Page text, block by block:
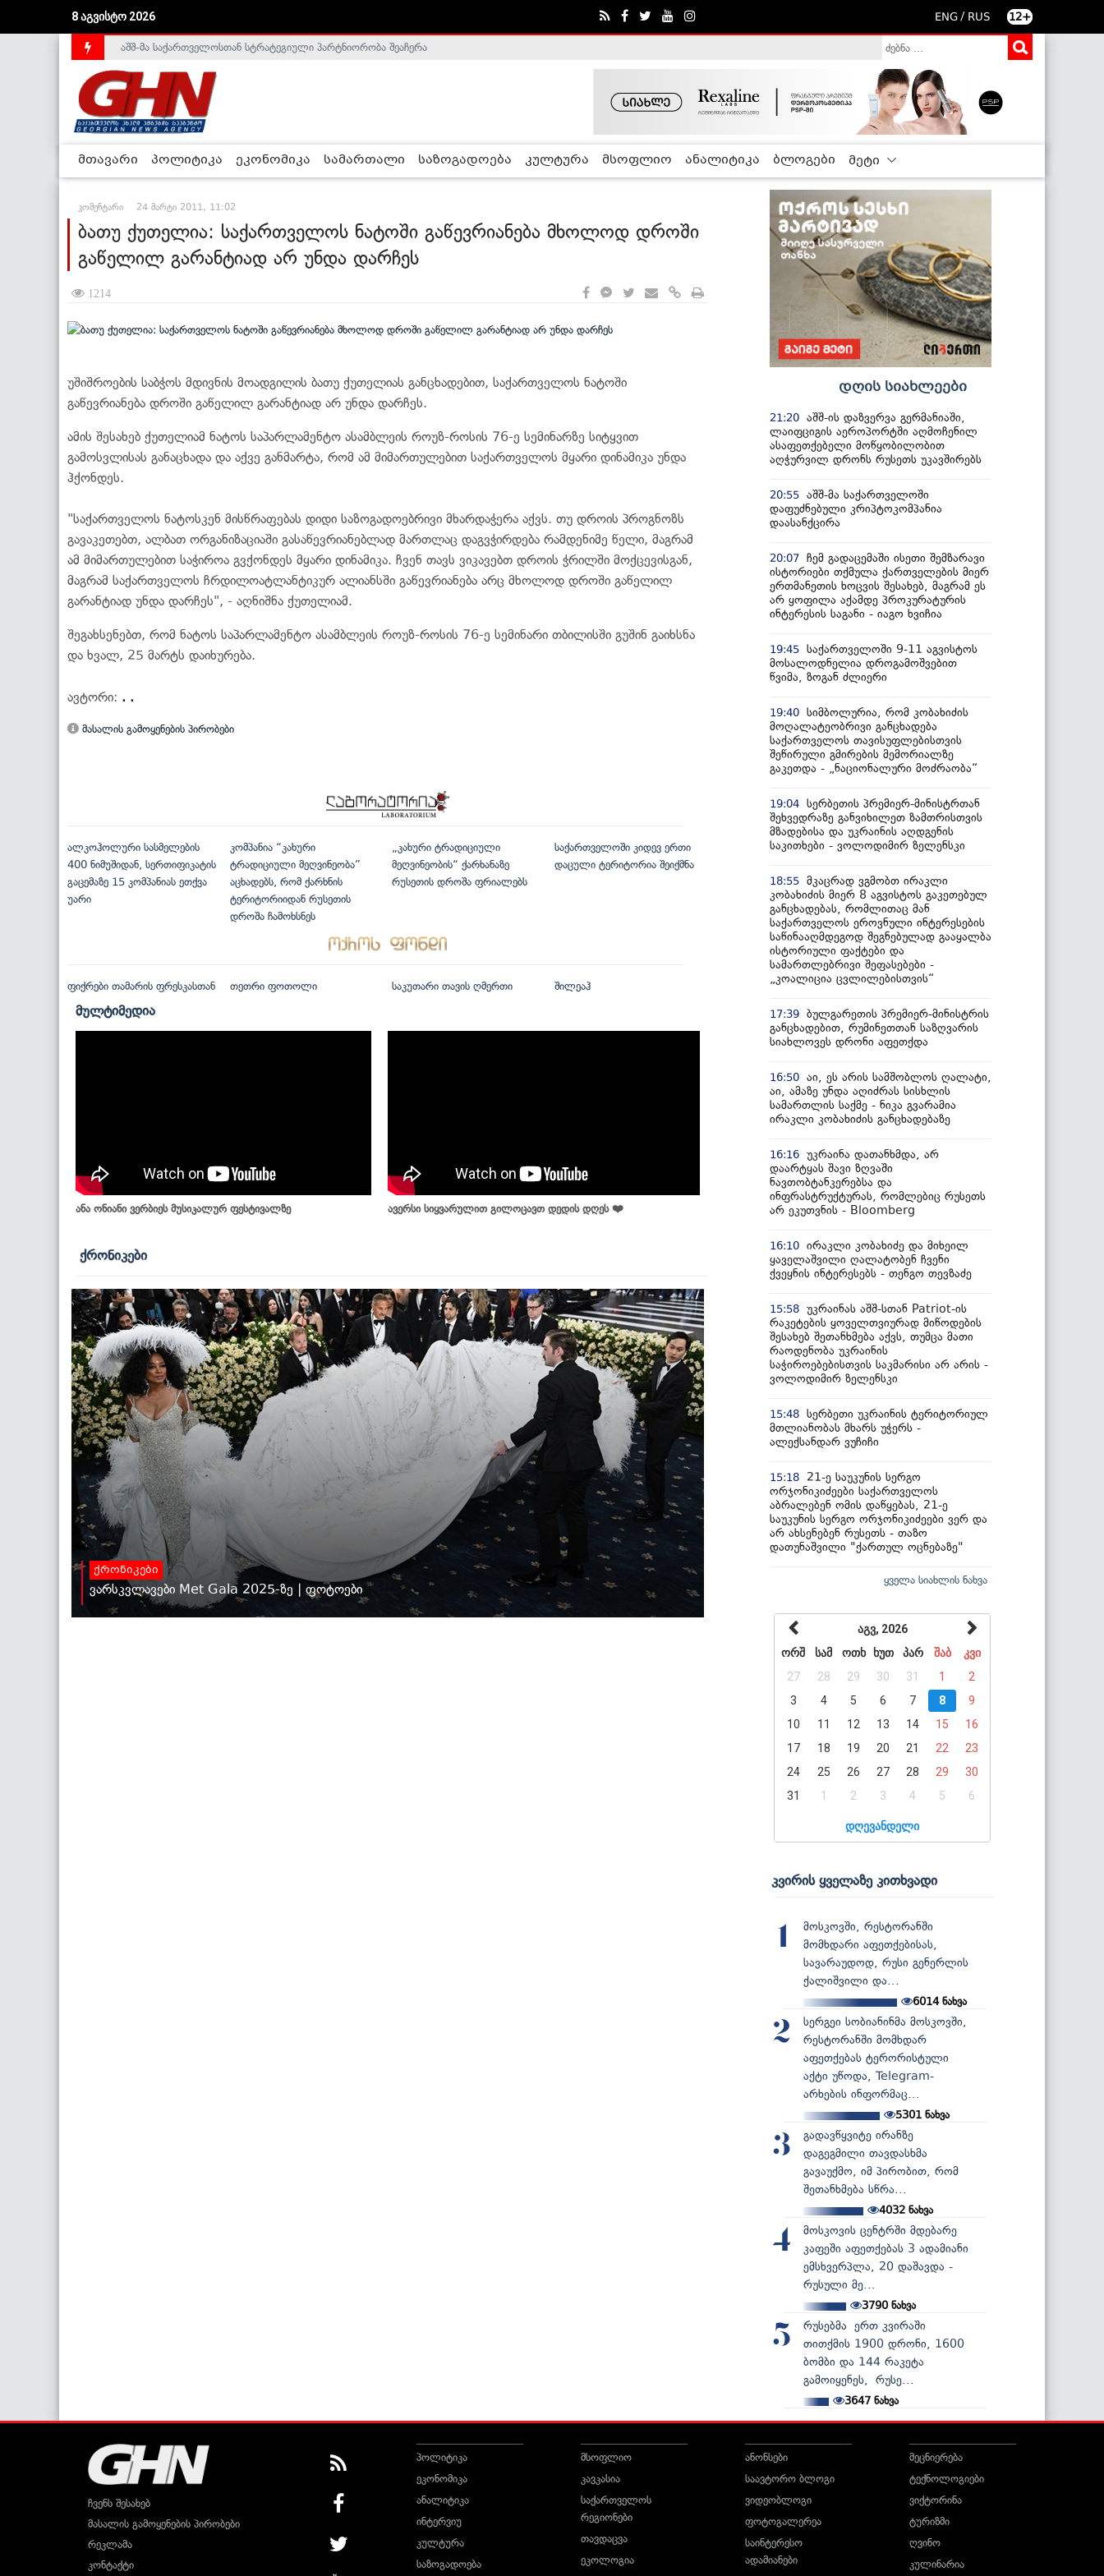
8 აგვისტო 2026 ENG / RUS 12+
საქართველოს დე-ფაქტო მთავრობა არალეგიტიმურია - ჰელსინკის კომისია
აშშ-მა საქართველოსთან სტრატეგიული პარტნიორობა შეაჩერა
მთავარი პოლიტიკა ეკონომიკა სამართალი საზოგადოება კულტურა მსოფლიო ანალიტიკა ბლოგები მეტი
კომენტარი 24 მარტი 2011, 11:02
ბათუ ქუთელია: საქართველოს ნატოში გაწევრიანება მხოლოდ დროში
გაწელილ გარანტიად არ უნდა დარჩეს
1214
უშიშროების საბჭოს მდივნის მოადგილის ბათუ ქუთელიას განცხადებით, საქართველოს ნატოში
გაწევრიანება დროში გაწელილ გარანტიად არ უნდა დარჩეს.
ამის შესახებ ქუთელიამ ნატოს საპარლამენტო ასამბლეის როუზ-როსის 76-ე სემინარზე სიტყვით
გამოსვლისას განაცხადა და აქვე განმარტა, რომ ამ მიმართულებით საქართველოს მყარი დინამიკა უნდა
ჰქონდეს.
"საქართველოს ნატოსკენ მისწრაფებას დიდი საზოგადოებრივი მხარდაჭერა აქვს. თუ დროის პროგნოზს
გავაკეთებთ, ალბათ ორგანიზაციაში გასაწევრიანებლად მართლაც დაგვჭირდება რამდენიმე წელი, მაგრამ
ამ მიმართულებით საჭიროა გვქონდეს მყარი დინამიკა. ჩვენ თავს ვიკავებთ დროის ჭრილში მოქცევისგან,
მაგრამ საქართველოს ჩრდილოატლანტიკურ ალიანსში გაწევრიანება არც მხოლოდ დროში გაწელილ
გარანტიად უნდა დარჩეს", - აღნიშნა ქუთელიამ.
შეგახსენებთ, რომ ნატოს საპარლამენტო ასამბლეის როუზ-როსის 76-ე სემინარი თბილისში გუშინ გაიხსნა
და ხვალ, 25 მარტს დაიხურება.
ავტორი: . .
მასალის გამოყენების პირობები
ალკოჰოლური სასმელების
400 ნიმუშიდან, სერთიფიკატის
გაცემაზე 15 კომპანიას ეთქვა
უარი
კომპანია “კახური
ტრადიციული მეღვინეობა”
აცხადებს, რომ ქარხნის
ტერიტორიიდან რუსეთის
დროშა ჩამოხსნეს
„კახური ტრადიციული
მეღვინეობის“ ქარხანაზე
რუსეთის დროშა ფრიალებს
საქართველოში კიდევ ერთი
დაცული ტერიტორია შეიქმნა
ფიქრები თამარის ფრესკასთან თეთრი ფოთოლი საკუთარი თავის ღმერთი შილეაჰ
მულტიმედია
ანა ონიანი ვერბიეს მუსიკალურ ფესტივალზე ავერსი სიყვარულით გილოცავთ დედის დღეს ❤️
ქრონიკები
ქრონიკები
ვარსკვლავები Met Gala 2025-ზე | ფოტოები
დღის სიახლეები
21:20 აშშ-ის დაზვერვა გერმანიაში,
ლაიფციგის აეროპორტში აღმოჩენილ
ასაფეთქებელი მოწყობილობით
აღჭურვილ დრონს რუსეთს უკავშირებს
20:55 აშშ-მა საქართველოში
დაფუძნებული კრიპტოკომპანია
დაასანქცირა
20:07 ჩემ გადაცემაში ისეთი შემზარავი
ისტორიები თქმულა ქართველების მიერ
ერთმანეთის ხოცვის შესახებ, მაგრამ ეს
არ ყოფილა აქამდე პროკურატურის
ინტერესის საგანი - იაგო ხვიჩია
19:45 საქართველოში 9-11 აგვისტოს
მოსალოდნელია დროგამოშვებით
წვიმა, ზოგან ძლიერი
19:40 სიმბოლურია, რომ კობახიძის
მოღალატეობრივი განცხადება
საქართველოს თავისუფლებისთვის
შეწირული გმირების მემორიალზე
გაკეთდა - „ნაციონალური მოძრაობა“
19:04 სერბეთის პრემიერ-მინისტრთან
შეხვედრაზე განვიხილეთ ზამთრისთვის
მზადებისა და უკრაინის აღდგენის
საკითხები - ვოლოდიმირ ზელენსკი
18:55 მკაცრად ვგმობთ ირაკლი
კობახიძის მიერ 8 აგვისტოს გაკეთებულ
განცხადებას, რომლითაც მან
საქართველოს ეროვნული ინტერესების
საწინააღმდეგოდ შეგნებულად გააყალბა
ისტორიული ფაქტები და
სამართლებრივი შეფასებები -
„კოალიცია ცვლილებისთვის“
17:39 ბულგარეთის პრემიერ-მინისტრის
განცხადებით, რუმინეთთან საზღვარის
სიახლოვეს დრონი აფეთქდა
16:50 აი, ეს არის სამშობლოს ღალატი,
აი, ამაზე უნდა აღიძრას სისხლის
სამართლის საქმე - ნიკა გვარამია
ირაკლი კობახიძის განცხადებაზე
16:16 უკრაინა დათანხმდა, არ
დაარტყას შავი ზღვაში
ნავთობტანკერებსა და
ინფრასტრუქტურას, რომლებიც რუსეთს
არ ეკუთვნის - Bloomberg
16:10 ირაკლი კობახიძე და მიხეილ
ყაველაშვილი ღალატობენ ჩვენი
ქვეყნის ინტერესებს - თენგო თევზაძე
15:58 უკრაინას აშშ-სთან Patriot-ის
რაკეტების ყოველთვიურად მიწოდების
შესახებ შეთანხმება აქვს, თუმცა მათი
რაოდენობა უკრაინის
საჭიროებებისთვის საკმარისი არ არის -
ვოლოდიმირ ზელენსკი
15:48 სერბეთი უკრაინის ტერიტორიულ
მთლიანობას მხარს უჭერს -
ალექსანდარ ვუჩიჩი
15:18
21-ე საუკუნის სერგო
ორჯონიკიძეები საქართველოს
აბრალებენ ომის დაწყებას, 21-ე
საუკუნის სერგო ორჯონიკიძეები ვერ და
არ ახსენებენ რუსეთს - თაზო
დათუნაშვილი "ქართულ ოცნებაზე"
ყველა სიახლის ნახვა
აგვ, 2026
ორშ
სამ ოთხ ხუთ პარ შაბ
კვი
27
28 29 30 31 1
2
3
4 5 6 7 8
9
10
11 12 13 14 15
16
17
18 19 20 21 22
23
24
25 26 27 28 29
30
31
1 2 3 4 5 6
დღევანდელი
კვირის ყველაზე კითხვადი
1
მოსკოვში, რესტორანში
მომხდარი აფეთქებისას,
სავარაუდოდ, რუსი გენერლის
ქალიშვილი და...
6014ნახვა
2
სერგეი სობიანინმა მოსკოვში,
რესტორანში მომხდარ
აფეთქებას ტერორისტული
აქტი უწოდა, Telegram-
არხების ინფორმაც...
5301 ნახვა
3
გადავწყვიტე ირანზე
დაგეგმილი თავდასხმა
გავაუქმო, იმ პირობით, რომ
შეთანხმება სწრა...
4032ნახვა
4
მოსკოვის ცენტრში მდებარე
კაფეში აფეთქებას 3 ადამიანი
ემსხვერპლა, 20 დაშავდა -
რუსული მე...
3790ნახვა
5
რუსებმა ერთ კვირაში
თითქმის 1900 დრონი, 1600
ბომბი და 144 რაკეტა
გამოიყენეს, რუსე...
3647 ნახვა
ჩვენს შესახებ
მასალის გამოყენების პირობები
რეკლამა
კონტაქტი
პოლიტიკა
ეკონომიკა
ანალიტიკა
ინტერვიუ
კულტურა
საზოგადოება
მსოფლიო
კავკასია
საქართველოს
რეგიონები
თავდაცვა
ეკოლოგია
ანონსები
საავტორო ბლოგი
ვიდეობლოგი
ფოტოგალერეა
საინტერესო
ადამიანები
მეცნიერება
ტექნოლოგიები
ვიქტორინა
ტურიზმი
ღვინო
კულინარია